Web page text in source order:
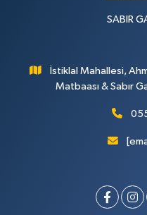
SABIR
İstiklal Mahallesi,
Matbaası & Sabır